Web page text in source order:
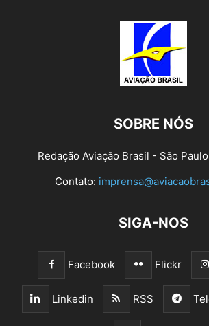
SOBRE NÓS
Redação Aviação Brasil - São
Contato:
SIGA-NOS
Facebook Flickr
Linkedin RSS